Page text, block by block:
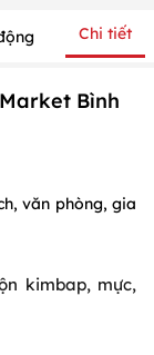
Chi tiết
Bình
văn phòng, gia
kimbap, mực,